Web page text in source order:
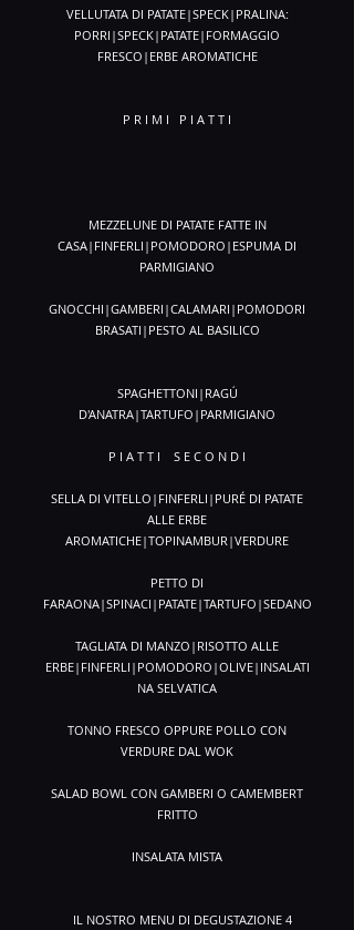
VELLUTATA DI PATATE|SPECK|PRALINA:
PORRI|SPECK|PATATE|FORMAGGIO
FRESCO|ERBE AROMATICHE
P R I M I P I A T T I
MEZZELUNE DI PATATE FATTE IN
CASA|FINFERLI|POMODORO|ESPUMA DI
PARMIGIANO
GNOCCHI|GAMBERI|CALAMARI|POMODORI
BRASATI|PESTO AL BASILICO
SPAGHETTONI|RAGÚ
D'ANATRA|TARTUFO|PARMIGIANO
P I A T T I S E C O N D I
SELLA DI VITELLO|FINFERLI|PURÉ DI PATATE
ALLE ERBE
AROMATICHE|TOPINAMBUR|VERDURE
PETTO DI
FARAONA|SPINACI|PATATE|TARTUFO|SEDANO
TAGLIATA DI MANZO|RISOTTO ALLE
ERBE|FINFERLI|POMODORO|OLIVE|INSALATI
NA SELVATICA
TONNO FRESCO OPPURE POLLO CON
VERDURE DAL WOK
SALAD BOWL CON GAMBERI O CAMEMBERT
FRITTO
INSALATA MISTA
IL NOSTRO MENU DI DEGUSTAZIONE 4